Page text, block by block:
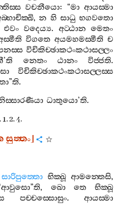
වචනීයො: “මා ආයස‍්මා
,න හි සාධු භගවතො
එවං වදෙය්‍ය. අට‍්ඨාන මෙතං
විගතෙ අයමහමස‍්මීති ච
විචිකිච‍්ඡාකථංකථාසල‍්ලං
’ති නෙතං ඨානං විජ‍්ජති.
විචිකිච‍්ඡාකථංකථාසල‍්ලස‍්ස
”ති.
ධාතුයො’ති.
1. 2. 4.
සුත‍්තං]
සාරිපුත‍්තො භික‍්ඛූ ආමන‍්තෙසි,
ආවුසො”ති, ඛො තෙ
භික‍්ඛූ
පච‍්චස‍්සොසුං.ආයස‍්මා